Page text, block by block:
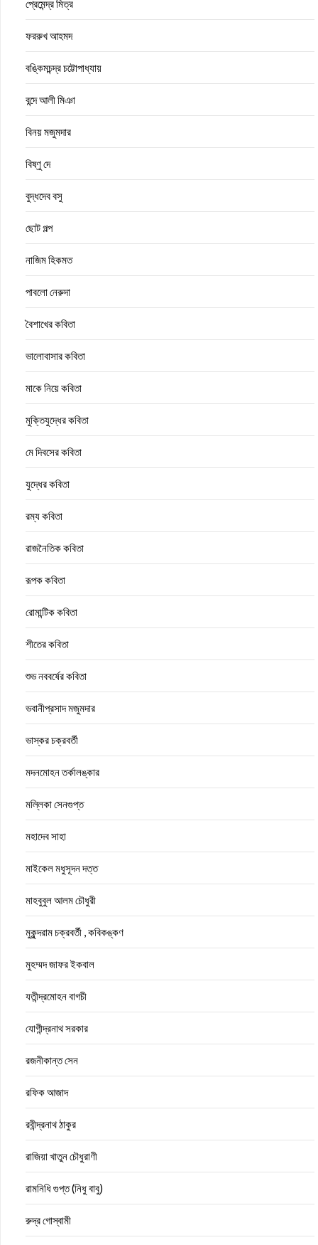
প্রেমেন্দ্র মিত্র
ফররুখ আহমদ
বঙ্কিমচন্দ্র চট্টোপাধ্যায়
বন্দে আলী মিঞা
বিনয় মজুমদার
বিষ্ণু দে
বুদ্ধদেব বসু
ছোট গল্প
নাজিম হিকমত
পাবলো নেরুদা
বৈশাখের কবিতা
ভালোবাসার কবিতা
মাকে নিয়ে কবিতা
মুক্তিযুদ্ধের কবিতা
মে দিবসের কবিতা
যুদ্ধের কবিতা
রম্য কবিতা
রাজনৈতিক কবিতা
রূপক কবিতা
রোমান্টিক কবিতা
শীতের কবিতা
শুভ নববর্ষের কবিতা
ভবানীপ্রসাদ মজুমদার
ভাস্কর চক্রবর্তী
মদনমোহন তর্কালঙ্কার
মল্লিকা সেনগুপ্ত
মহাদেব সাহা
মাইকেল মধুসূদন দত্ত
মাহবুবুল আলম চৌধুরী
মুকুন্দরাম চক্রবর্তী , কবিকঙ্কণ
মুহম্মদ জাফর ইকবাল
যতীন্দ্রমোহন বাগচী
যোগীন্দ্রনাথ সরকার
রজনীকান্ত সেন
রফিক আজাদ
রবীন্দ্রনাথ ঠাকুর
রাজিয়া খাতুন চৌধুরাণী
রামনিধি গুপ্ত (নিধু বাবু)
রুদ্র গোস্বামী